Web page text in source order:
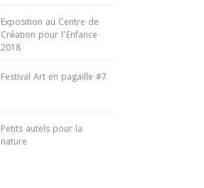
Exposition au Centre de
Création pour l’Enfance
2018
Festival Art en pagaille #7
Petits autels pour la
nature